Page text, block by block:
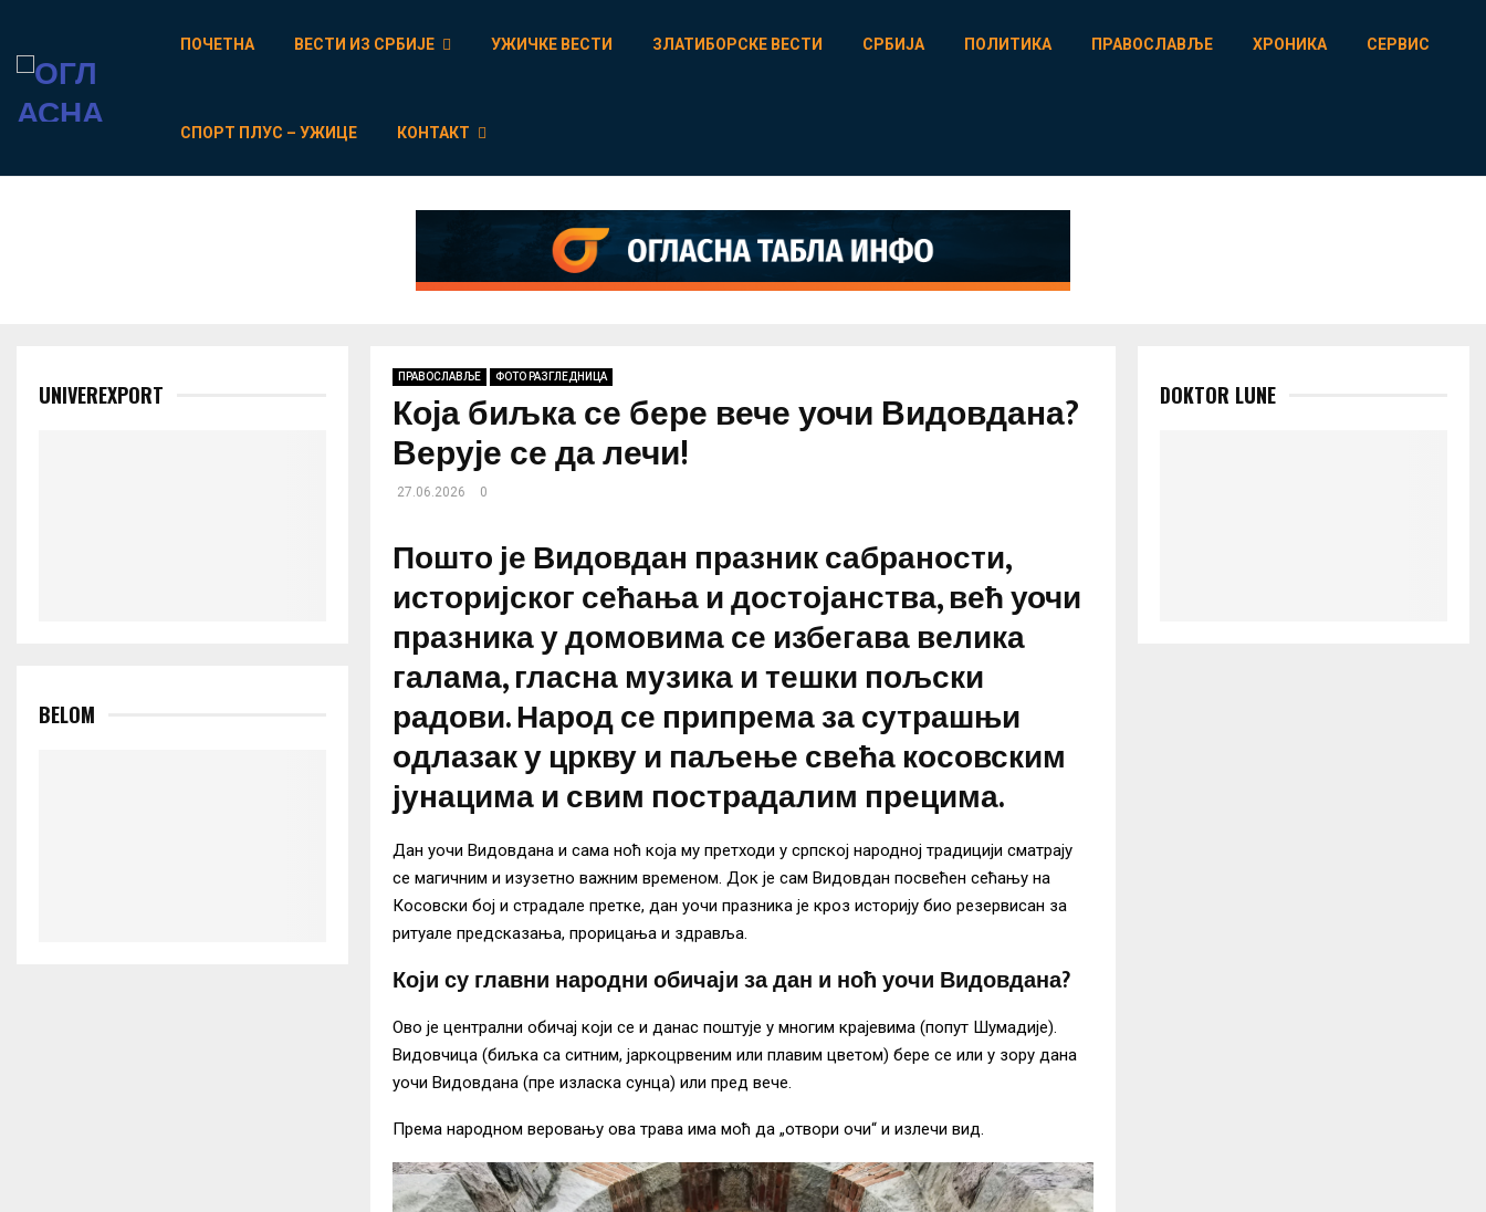
ПОЧЕТНА ВЕСТИ ИЗ СРБИЈЕ УЖИЧКЕ ВЕСТИ ЗЛАТИБОРСКЕ ВЕСТИ СРБИЈА ПОЛИТИКА ПРАВОСЛАВЉЕ ХРОНИКА СЕРВИС
СПОРТ ПЛУС – УЖИЦЕ КОНТАКТ
ПРАВОСЛАВЉЕ ФОТО РАЗГЛЕДНИЦА
Која биљка се бере вече уочи Видовдана?
Верује се да лечи!
27.06.2026 0
Пошто је Видовдан празник сабраности,
историјског сећања и достојанства, већ уочи
празника у домовима се избегава велика
галама, гласна музика и тешки пољски
радови. Народ се припрема за сутрашњи
одлазак у цркву и паљење свећа косовским
јунацима и свим пострадалим прецима.
Дан уочи Видовдана и сама ноћ која му претходи у српској народној традицији сматрају
се магичним и изузетно важним временом. Док је сам Видовдан посвећен сећању на
Косовски бој и страдале претке, дан уочи празника је кроз историју био резервисан за
ритуале предсказања, прорицања и здравља.
Који су главни народни обичаји за дан и ноћ уочи Видовдана?
Ово је централни обичај који се и данас поштује у многим крајевима (попут Шумадије).
Видовчица (биљка са ситним, јаркоцрвеним или плавим цветом) бере се или у зору дана
уочи Видовдана (пре изласка сунца) или пред вече.
Према народном веровању ова трава има моћ да „отвори очи“ и излечи вид.
UNIVEREXPORT
BELOM
DOKTOR LUNE